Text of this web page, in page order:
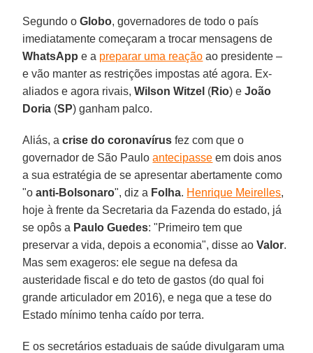
Segundo oGlobo, governadores de todo o país
imediatamente começaram a trocar mensagens de
WhatsApp e a preparar uma reação ao presidente –
e vão manter as restrições impostas até agora. Ex-
aliados e agora rivais,Wilson Witzel (Rio) eJoão
Doria (SP) ganham palco.
Aliás, acrise do coronavírus fez com que o
governador de São Pauloantecipasse em dois anos
a sua estratégia de se apresentar abertamente como
"oanti-Bolsonaro", diz a Folha. Henrique Meirelles,
hoje à frente da Secretaria da Fazenda do estado, já
se opôs a Paulo Guedes: "Primeiro tem que
preservar a vida, depois a economia", disse aoValor.
Mas sem exageros: ele segue na defesa da
austeridade fiscal e do teto de gastos (do qual foi
grande articulador em 2016), e nega que a tese do
Estado mínimo tenha caído por terra.
E os secretários estaduais de saúde divulgaram uma